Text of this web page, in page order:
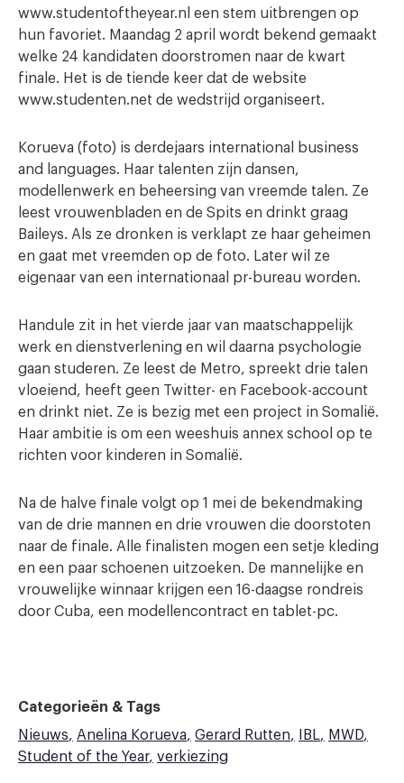
www.studentoftheyear.nl een stem uitbrengen op
hun favoriet. Maandag 2 april wordt bekend gemaakt
welke 24 kandidaten doorstromen naar de kwart
finale. Het is de tiende keer dat de website
www.studenten.net de wedstrijd organiseert.
Korueva (foto) is derdejaars international business
and languages. Haar talenten zijn dansen,
modellenwerk en beheersing van vreemde talen. Ze
leest vrouwenbladen en de Spits en drinkt graag
Baileys. Als ze dronken is verklapt ze haar geheimen
en gaat met vreemden op de foto. Later wil ze
eigenaar van een internationaal pr-bureau worden.
Handule zit in het vierde jaar van maatschappelijk
werk en dienstverlening en wil daarna psychologie
gaan studeren. Ze leest de Metro, spreekt drie talen
vloeiend, heeft geen Twitter- en Facebook-account
en drinkt niet. Ze is bezig met een project in Somalië.
Haar ambitie is om een weeshuis annex school op te
richten voor kinderen in Somalië.
Na de halve finale volgt op 1 mei de bekendmaking
van de drie mannen en drie vrouwen die doorstoten
naar de finale. Alle finalisten mogen een setje kleding
en een paar schoenen uitzoeken. De mannelijke en
vrouwelijke winnaar krijgen een 16-daagse rondreis
door Cuba, een modellencontract en tablet-pc.
Categorieën & Tags
Nieuws
Anelina Korueva Gerard Rutten IBL
MWD
Student of the Year verkiezing